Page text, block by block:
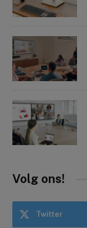
Volg ons!
Twitter